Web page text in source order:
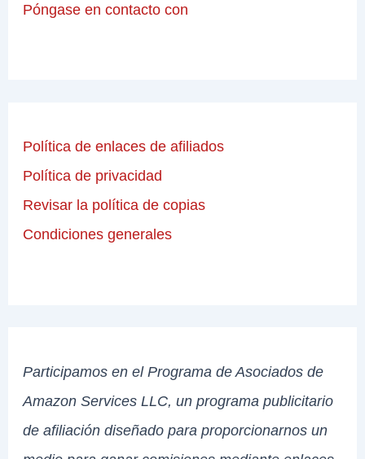
Póngase en contacto con
Política de enlaces de afiliados
Política de privacidad
Revisar la política de copias
Condiciones generales
Participamos en el Programa de Asociados de
Amazon Services LLC, un programa publicitario
de afiliación diseñado para proporcionarnos un